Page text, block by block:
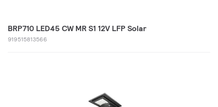
BRP710 LED45 CW MR S1 12V LFP Solar
919515813566